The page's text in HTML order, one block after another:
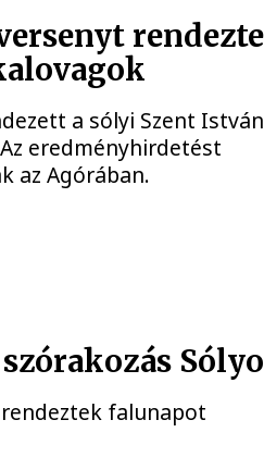
a sólyi Szent István
eredményhirdetést
az Agórában.
falunapot